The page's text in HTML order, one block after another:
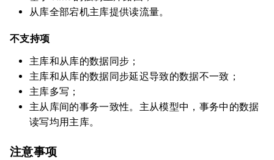
从库全部宕机主库提供读流量。
不支持项
主库和从库的数据同步；
主库和从库的数据同步延迟导致的数据不一致；
主库多写；
主从库间的事务一致性。主从模型中，事务中的数据
读写均用主库。
注意事项